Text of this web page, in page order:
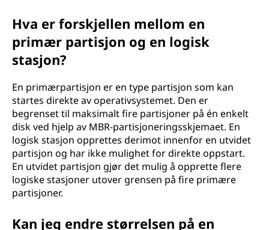
Hva er forskjellen mellom en
primær partisjon og en logisk
stasjon?
En primærpartisjon er en type partisjon som kan
startes direkte av operativsystemet. Den er
begrenset til maksimalt fire partisjoner på én enkelt
disk ved hjelp av MBR-partisjoneringsskjemaet. En
logisk stasjon opprettes derimot innenfor en utvidet
partisjon og har ikke mulighet for direkte oppstart.
En utvidet partisjon gjør det mulig å opprette flere
logiske stasjoner utover grensen på fire primære
partisjoner.
Kan jeg endre størrelsen på en